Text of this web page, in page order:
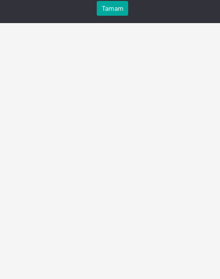
Bu web sitesinde en iyi deneyimi yaşamanızı sağlamak
için çerezler kullanılmaktadır.
Eczaneler
Tamam